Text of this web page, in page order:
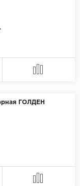
ГОЛДЕН